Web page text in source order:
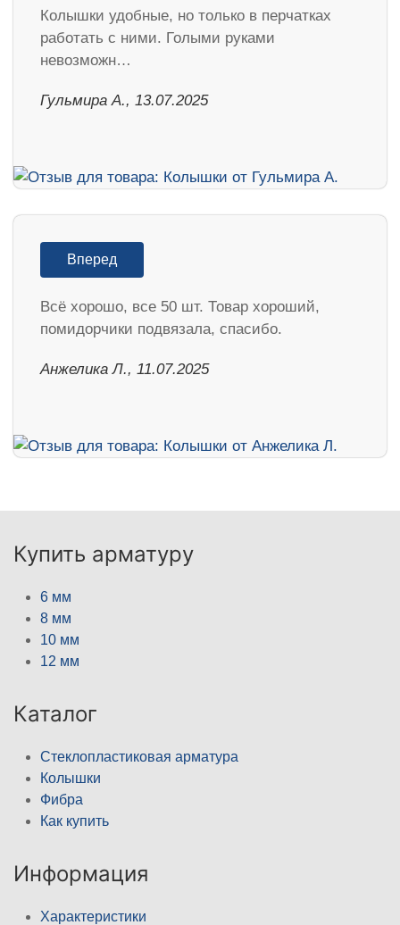
Колышки удобные, но только в перчатках
работать с ними. Голыми руками
невозможн…
Гульмира А., 13.07.2025
Вперед
Всё хорошо, все 50 шт. Товар хороший,
помидорчики подвязала, спасибо.
Анжелика Л., 11.07.2025
Купить арматуру
6 мм
8 мм
10 мм
12 мм
Каталог
Стеклопластиковая арматура
Колышки
Фибра
Как купить
Информация
Характеристики